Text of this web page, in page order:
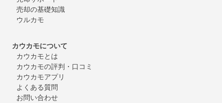
売却の基礎知識
ウルカモ
カウカモについて
カウカモとは
カウカモの評判・口コミ
カウカモアプリ
よくある質問
お問い合わせ